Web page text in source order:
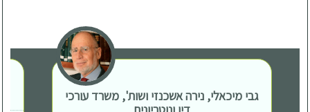
גבי מיכאלי, נירה אשכנזי ושות', משרד עורכי